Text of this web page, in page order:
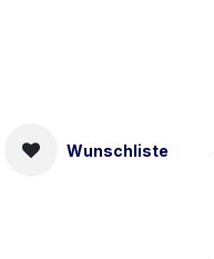
Wunschliste